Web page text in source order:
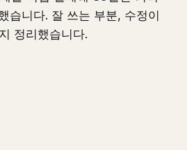
습니다. 잘 쓰는 부분, 수정이
정리했습니다.